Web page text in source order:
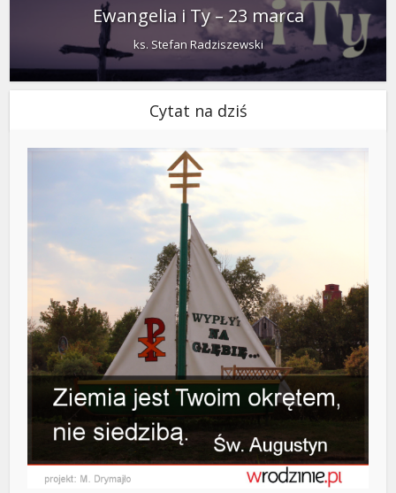
Ewangelia i Ty – 23 marca
ks. Stefan Radziszewski
Cytat na dziś